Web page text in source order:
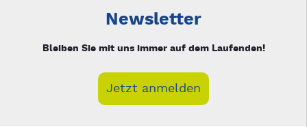
Newsletter
Bleiben Sie mit uns immer auf dem Laufenden!
Jetzt anmelden